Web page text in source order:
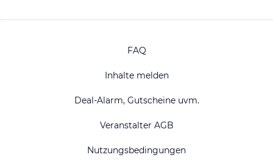
FAQ
Inhalte melden
Deal-Alarm, Gutscheine uvm.
Veranstalter AGB
Nutzungsbedingungen